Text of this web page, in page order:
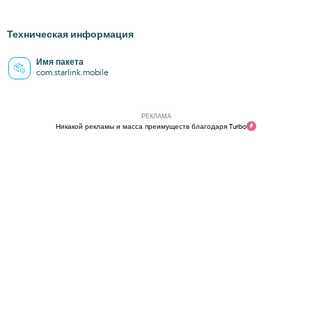
Техническая информация
Имя пакета
com.starlink.mobile
РЕКЛАМА
Никакой рекламы и масса преимуществ благодаря Turbo